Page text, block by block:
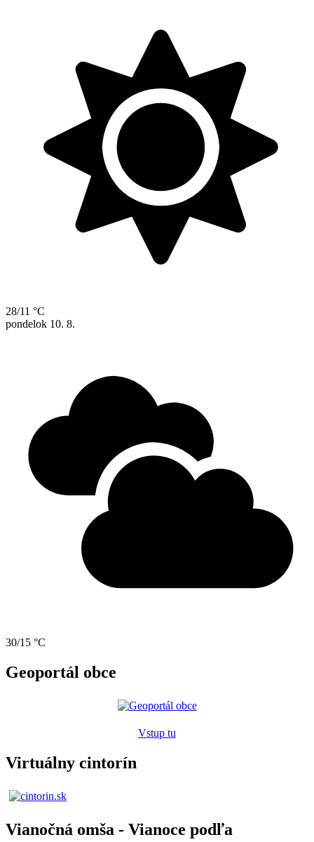
28/11 °C
pondelok 10. 8.
30/15 °C
Geoportál obce
Vstup tu
Virtuálny cintorín
Vianočná omša - Vianoce podľa